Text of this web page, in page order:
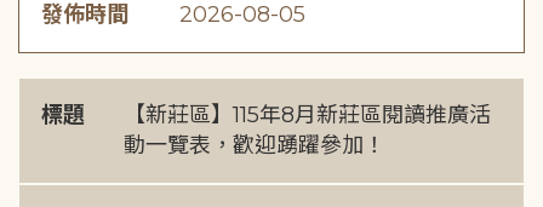
發佈時間 2026-08-05
標題
【新莊區】115年8月新莊區閱讀推廣活
動一覽表，歡迎踴躍參加！